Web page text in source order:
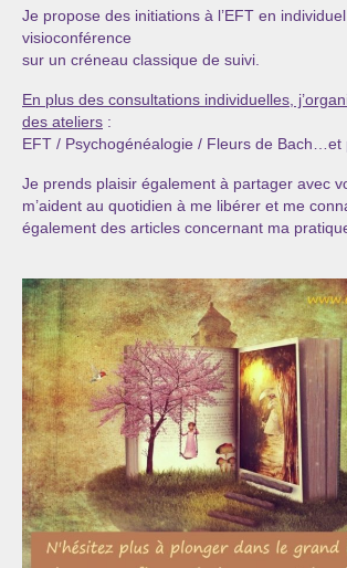
Je propose des initiations à l’EFT en
visioconférence
sur un créneau classique de suivi.
En plus des consultations individuelles,
des ateliers :
EFT / Psychogénéalogie / Fleurs de Bach…et
Je prends plaisir également à partager avec
m’aident au quotidien à me libérer et me
également des articles concernant ma